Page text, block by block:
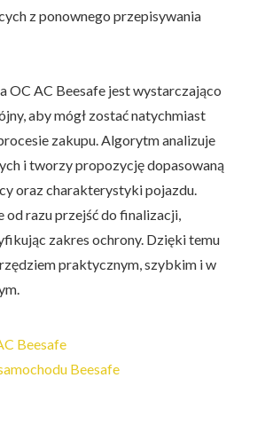
z ponownego przepisywania
OC AC Beesafe jest wystarczająco
aby mógł zostać natychmiast
zakupu. Algorytm analizuje
i tworzy propozycję dopasowaną
oraz charakterystyki pojazdu.
razu przejść do finalizacji,
zakres ochrony. Dzięki temu
praktycznym, szybkim i w
Beesafe
Beesafe